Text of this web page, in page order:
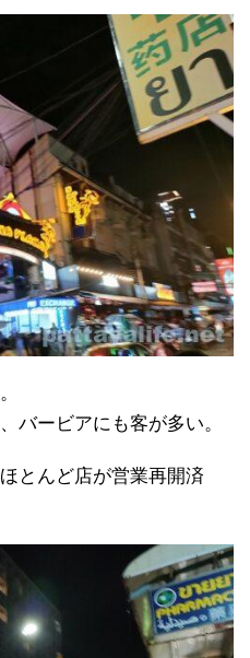
バービアにも客が多い。
とんど店が営業再開済